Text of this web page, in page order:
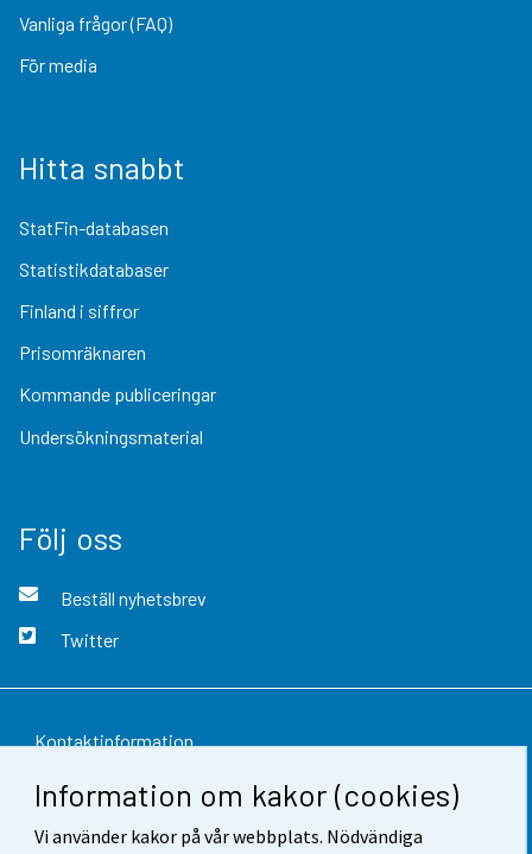
Information om kakor (cookies)
Vi använder kakor på vår webbplats. Nödvändiga
Vanliga frågor (FAQ)
För media
Hitta snabbt
StatFin-databasen
Statistikdatabaser
Finland i siffror
Prisomräknaren
Kommande publiceringar
Undersökningsmaterial
Följ oss
Beställ nyhetsbrev
Twitter
Kontaktinformation
Respons
Användarvillkor